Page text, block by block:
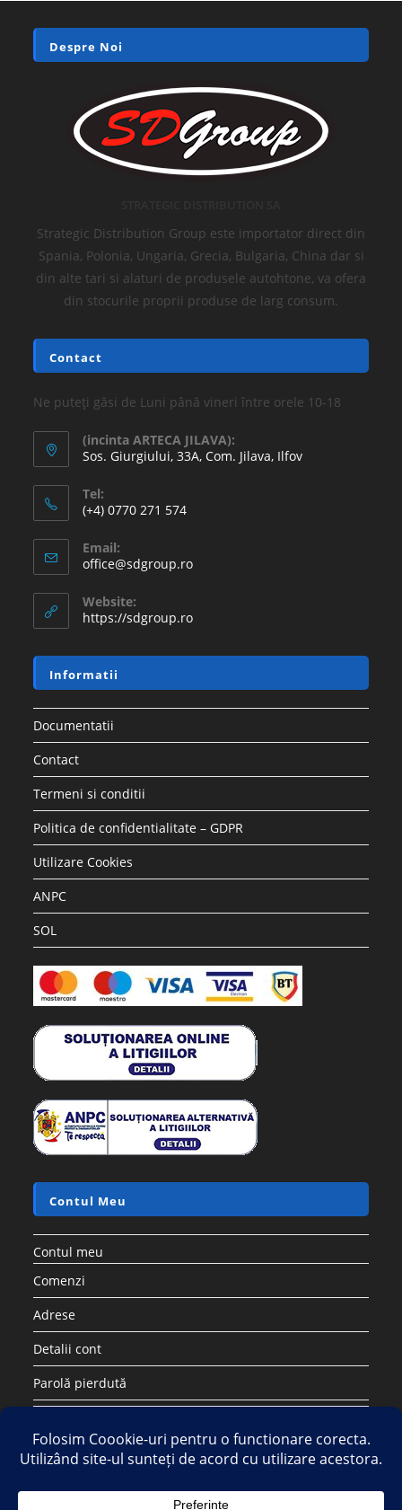
Despre Noi
Strategic Distribution Group este importator direct din
Spania, Polonia, Ungaria, Grecia, Bulgaria, China dar si
din alte tari si alaturi de produsele autohtone, va ofera
din stocurile proprii produse de larg consum.
Contact
Ne puteți găsi de Luni până vineri între orele 10-18
(incinta ARTECA JILAVA):
Sos. Giurgiului, 33A, Com. Jilava, Ilfov
Tel:
(+4) 0770 271 574
Email:
office@sdgroup.ro
Website:
https://sdgroup.ro
Informatii
Documentatii
Contact
Termeni si conditii
Politica de confidentialitate – GDPR
Utilizare Cookies
ANPC
SOL
Contul Meu
Contul meu
Comenzi
Adrese
Detalii cont
Parolă pierdută